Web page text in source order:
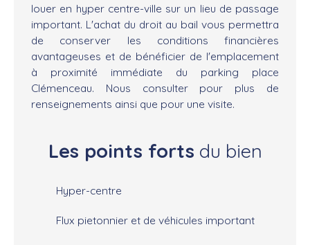
louer en hyper centre-ville sur un lieu de passage
important. L'achat du droit au bail vous permettra
de conserver les conditions financières
avantageuses et de bénéficier de l'emplacement
à proximité immédiate du parking place
Clémenceau. Nous consulter pour plus de
renseignements ainsi que pour une visite.
Les points forts du bien
Hyper-centre
Flux pietonnier et de véhicules important